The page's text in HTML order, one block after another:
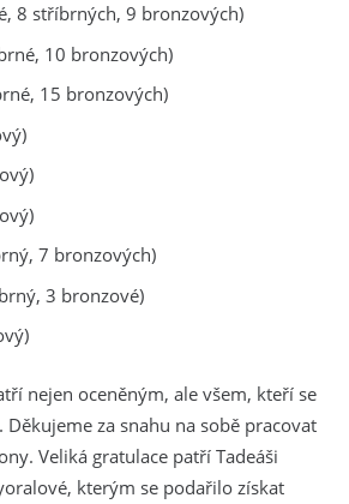
8 stříbrných, 9 bronzových)
10 bronzových)
15 bronzových)
7 bronzových)
3 bronzové)
nejen oceněným, ale všem, kteří se
za snahu na sobě pracovat
Veliká gratulace patří Tadeáši
kterým se podařilo získat